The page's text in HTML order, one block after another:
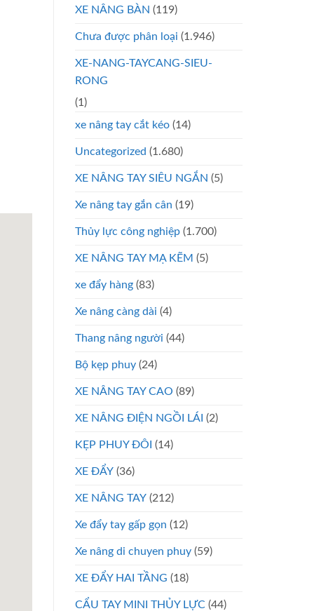
XE NÂNG BÀN (119)
Chưa được phân loại (1.946)
XE-NANG-TAYCANG-SIEU-
RONG
(1)
xe nâng tay cắt kéo (14)
Uncategorized (1.680)
XE NÂNG TAY SIÊU NGẮN (5)
Xe nâng tay gắn cân (19)
Thủy lực công nghiệp (1.700)
XE NÂNG TAY MẠ KẼM (5)
xe đẩy hàng (83)
Xe nâng càng dài (4)
Thang nâng người (44)
Bộ kẹp phuy (24)
XE NÂNG TAY CAO (89)
XE NÂNG ĐIỆN NGỒI LÁI (2)
KẸP PHUY ĐÔI (14)
XE ĐẨY (36)
XE NÂNG TAY (212)
Xe đẩy tay gấp gọn (12)
Xe nâng di chuyen phuy (59)
XE ĐẨY HAI TẦNG (18)
CẨU TAY MINI THỦY LỰC (44)